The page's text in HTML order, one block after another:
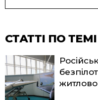
СТАТТІ ПО ТЕМІ